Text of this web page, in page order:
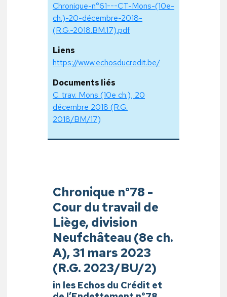
Chronique-n°61---CT-Mons-(10e-
ch.)-20-décembre-2018-
(R.G.-2018.BM.17).pdf
Liens
https://www.echosducredit.be/
Documents liés
C. trav. Mons (10e ch.), 20
décembre 2018 (R.G.
2018/BM/17)
Chronique n°78 -
Cour du travail de
Liège, division
Neufchâteau (8e ch.
A), 31 mars 2023
(R.G. 2023/BU/2)
in les Echos du Crédit et